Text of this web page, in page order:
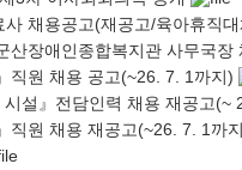
채용공고(재공고/육아휴직
산장애인종합복지관 사무국장
직원 채용 공고(~26. 7. 1까지)
시설』전담인력 채용 재공고(~
직원 채용 재공고(~26. 7. 1까